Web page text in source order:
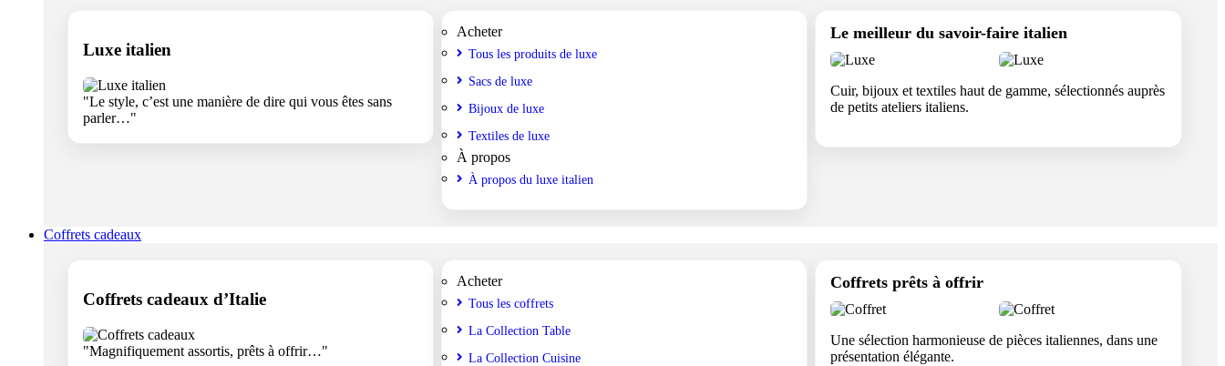
Luxe italien
"Le style, c’est une manière de dire qui vous êtes sans
parler…"
Acheter
Tous les produits de luxe
Sacs de luxe
Bijoux de luxe
Textiles de luxe
À propos
À propos du luxe italien
Le meilleur du savoir-faire italien
Cuir, bijoux et textiles haut de gamme, sélectionnés auprès
de petits ateliers italiens.
Coffrets cadeaux
Coffrets cadeaux d’Italie
"Magnifiquement assortis, prêts à offrir…"
Acheter
Tous les coffrets
La Collection Table
La Collection Cuisine
Coffrets prêts à offrir
Une sélection harmonieuse de pièces italiennes, dans une
présentation élégante.